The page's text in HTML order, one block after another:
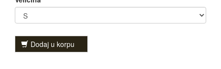
Dodaj u korpu